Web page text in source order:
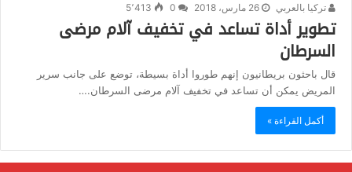
تركيا بالعربي 26 مارس، 2018 5٬413
تطوير أداة تساعد في تخفيف آلام مرضى
السرطان
قال باحثون بريطانيون إنهم طوروا أداة بسيطة، توضع على جانب سرير
المريض يمكن أن تساعد في تخفيف آلام مرضى السرطان.…
أكمل القراءة »